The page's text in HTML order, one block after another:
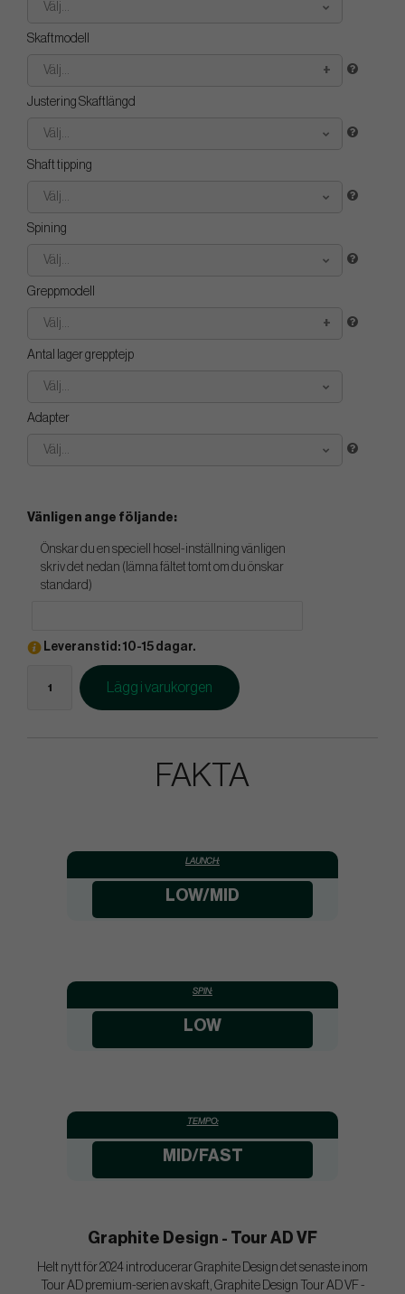
Välj...
Skaftmodell
Välj...
Justering Skaftlängd
Välj...
Shaft tipping
Välj...
Spining
Välj...
Greppmodell
Välj...
Antal lager grepptejp
Välj...
Adapter
Välj...
Vänligen ange följande:
Önskar du en speciell hosel-inställning vänligen
skriv det nedan (lämna fältet tomt om du önskar
standard)
Leveranstid: 10-15 dagar.
Lägg i varukorgen
FAKTA
LAUNCH:
LOW/MID
SPIN:
LOW
TEMPO:
MID/FAST
Graphite Design - Tour AD VF
Helt nytt för 2024 introducerar Graphite Design det senaste inom
Tour AD premium-serien av skaft, Graphite Design Tour AD VF -